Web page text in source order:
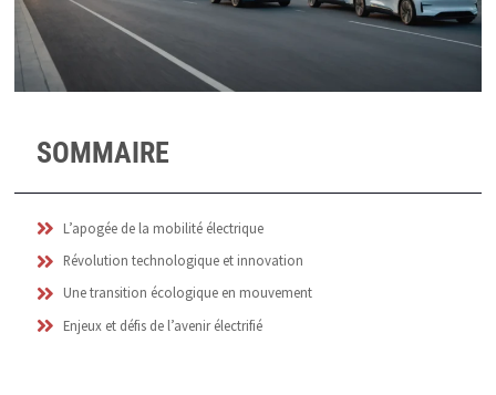
SOMMAIRE
L’apogée de la mobilité électrique
Révolution technologique et innovation
Une transition écologique en mouvement
Enjeux et défis de l’avenir électrifié